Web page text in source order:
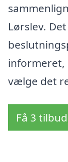
Lørslev.
informeret,
vælge det
Få 3